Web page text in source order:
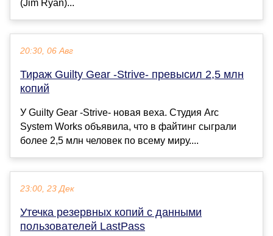
(Jim Ryan)...
20:30, 06 Авг
Тираж Guilty Gear -Strive- превысил 2,5 млн
копий
У Guilty Gear -Strive- новая веха. Студия Arc
System Works объявила, что в файтинг сыграли
более 2,5 млн человек по всему миру....
23:00, 23 Дек
Утечка резервных копий с данными
пользователей LastPass